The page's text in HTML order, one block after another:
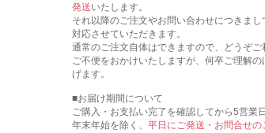
発送いたします。
それ以降のご注文やお問い合わせにつきまし
対応させていただきます。
通常のご注文自体はできますので、どうぞご
ご不便をおかけいたしますが、何卒ご理解
げます。
■お届け期間について
ご購入・お支払い完了を確認してから5営業
年末年始を除く、 平日にご発送・お問合せの